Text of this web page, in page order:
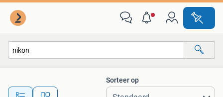
Alle afstanden…
Sorteer op